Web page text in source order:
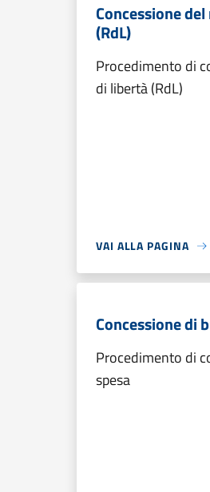
Concessione
(RdL)
Procedimento di
di libertà (RdL)
VAI ALLA PAGINA
Concessione di
Procedimento di
spesa